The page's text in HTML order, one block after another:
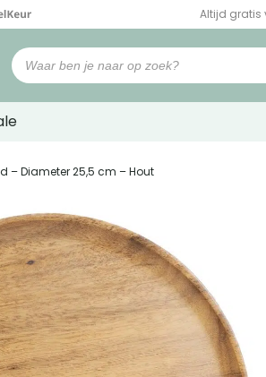
Altijd gratis
– Diameter 25,5 cm – Hout